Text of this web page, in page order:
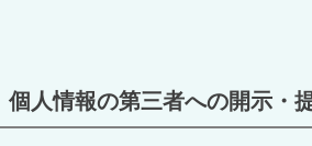
個人情報の第三者への開示・